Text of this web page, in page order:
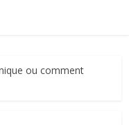
ou comment